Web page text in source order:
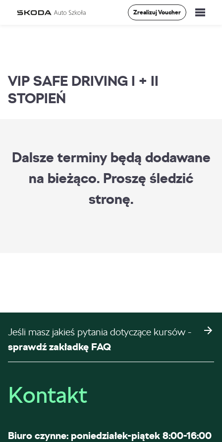
Zrealizuj Voucher
0
VIP SAFE DRIVING I + II
STOPIEŃ
Dalsze terminy będą dodawane
na bieżąco. Proszę śledzić
stronę.
Jeśli masz jakieś pytania dotyczące kursów -
sprawdź zakładkę FAQ
Kontakt
Biuro czynne: poniedziałek-piątek 8:00-16:00